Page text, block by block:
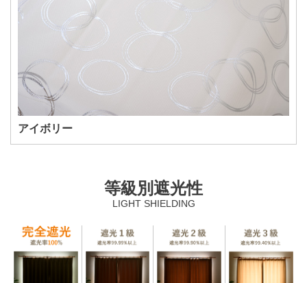
アイボリー
等級別遮光性
LIGHT SHIELDING